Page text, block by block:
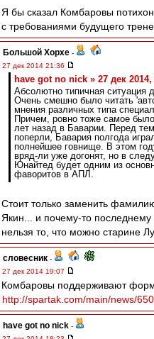
Я бы сказал Комбаровы
с требованиями будущего
Большой Хорхе -
27 дек 2014 21:36
have got no nick » 27 дек 2014,
Абсолютно типичная ситуация
Очень смешно было читать
мнения различных типа
Причем, ровно тоже самое
лет назад в Баварии. Перед
поперли, Бавария полгода
полнейшее говнище. В этом
вряд-ли уже догонят, но в
Юнайтед будет одним из
фаворитов в АПЛ.
Стоит только заменить
Якин... и почему-то последнему
нельзя то, что можно старине
словесник -
27 дек 2014 19:07
Комбаровы поддерживают
http://spartak.com/main/news/
have got no nick -